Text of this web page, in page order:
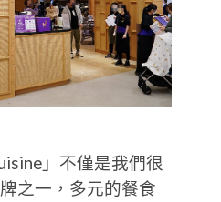
」不僅是我們很
之一，多元的餐食